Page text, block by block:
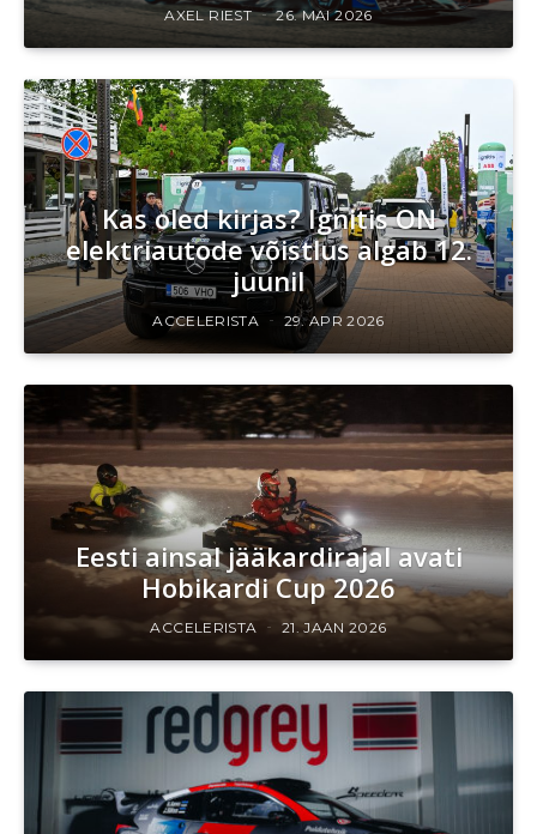
AXEL RIEST 26. MAI 2026
Kas oled kirjas? Ignitis ON
elektriautode võistlus algab 12.
juunil
ACCELERISTA 29. APR 2026
Eesti ainsal jääkardirajal avati
Hobikardi Cup 2026
ACCELERISTA 21. JAAN 2026